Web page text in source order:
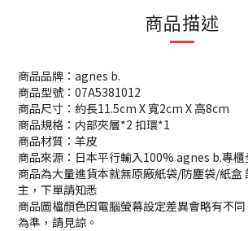
商品描述
商品品牌：agnes b.
商品型號：07A5381012
商品尺寸：約長11.5cm X 寬2cm X 高8cm
商品規格：内部夾層*2 扣環*1
商品材質：羊皮
商品來源：日本平行輸入100% agnes b.專櫃
商品為大量進貨本就無原廠紙袋/防塵袋/紙盒
主，下單請知悉
商品圖檔顏色因電腦螢幕設定差異會略有不
為準，請見諒。